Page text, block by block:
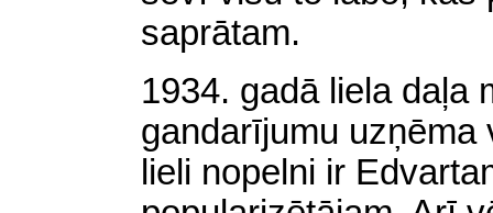
saprātam.
1934. gadā liela daļa
gandarījumu uzņēma
lieli nopelni ir